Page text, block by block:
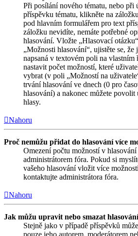
Při posílání nového tématu, nebo při
příspěvku tématu, klikněte na
pod hlavním formulářem pro text
záložku nevidíte, nemáte potřebné
hlasování. Vložte „Hlasovací
„Možnosti hlasování“, ujistěte se, že
napsaná v textovém poli na vlastním
nastavit počet možností, které
vybrat (v poli „Možností na
trvání hlasování ve dnech (0 pro
hlasování) a nakonec můžete
hlasy.
Nahoru
Proč nemůžu přidat do hlasování více
Omezení počtu možností v hlasování
administrátorem fóra. Pokud si
vašeho hlasování vložit více
kontaktujte administrátora fóra.
Nahoru
Jak můžu upravit nebo smazat
Stejně jako v případě příspěvků
pouze jeho autorem, moderátorem